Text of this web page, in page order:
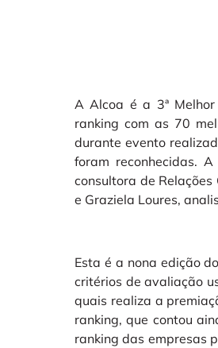
A Alcoa é a 3ª
ranking com as 70
durante evento
foram reconhecidas.
consultora de Relações
e Graziela Loures,
Esta é a nona edição
critérios de avaliação
quais realiza a
ranking, que contou
ranking das empresas